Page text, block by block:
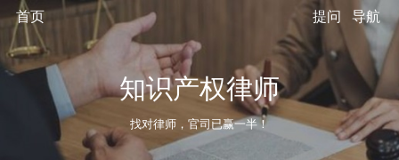
首页 导航
提问
知识产权律师
找对律师，官司已赢一半！